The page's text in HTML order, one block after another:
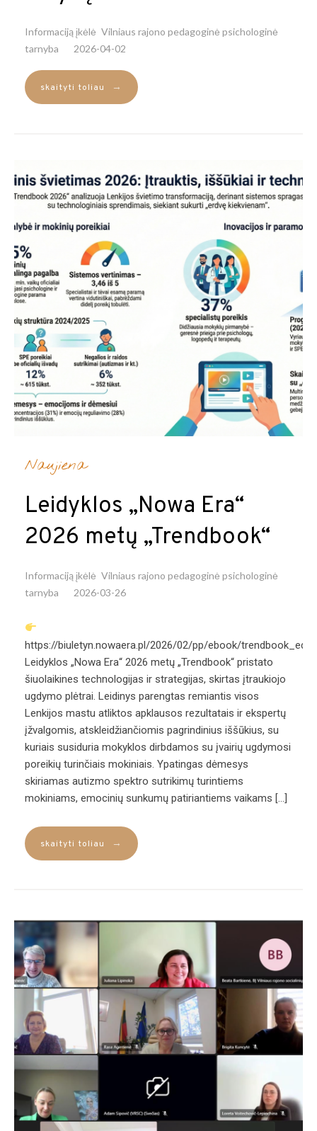
Informaciją įkėlė Vilniaus rajono pedagoginė psichologinė
tarnyba
2026-04-02
skaityti toliau →
Naujiena
Leidyklos „Nowa Era“
2026 metų „Trendbook“
Informaciją įkėlė Vilniaus rajono pedagoginė psichologinė
tarnyba
2026-03-26
https://biuletyn.nowaera.pl/2026/02/pp/ebook/
Leidyklos „Nowa Era“ 2026 metų „Trendbook“ pristato
šiuolaikines technologijas ir strategijas, skirtas įtraukiojo
ugdymo plėtrai. Leidinys parengtas remiantis visos
Lenkijos mastu atliktos apklausos rezultatais ir ekspertų
įžvalgomis, atskleidžiančiomis pagrindinius iššūkius, su
kuriais susiduria mokyklos dirbdamos su įvairių ugdymosi
poreikių turinčiais mokiniais. Ypatingas dėmesys
skiriamas autizmo spektro sutrikimų turintiems
mokiniams, emocinių sunkumų patiriantiems vaikams […]
skaityti toliau →